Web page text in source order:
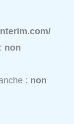
non
: non